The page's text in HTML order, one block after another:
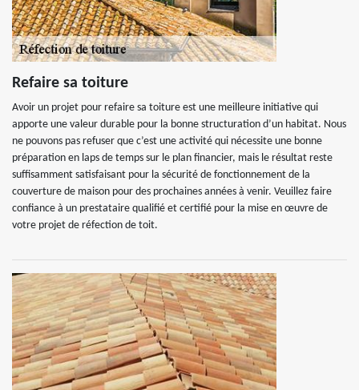
Refaire sa toiture
Avoir un projet pour refaire sa toiture est une meilleure initiative qui
apporte une valeur durable pour la bonne structuration d’un habitat. Nous
ne pouvons pas refuser que c’est une activité qui nécessite une bonne
préparation en laps de temps sur le plan financier, mais le résultat reste
suffisamment satisfaisant pour la sécurité de fonctionnement de la
couverture de maison pour des prochaines années à venir. Veuillez faire
confiance à un prestataire qualifié et certifié pour la mise en œuvre de
votre projet de réfection de toit.